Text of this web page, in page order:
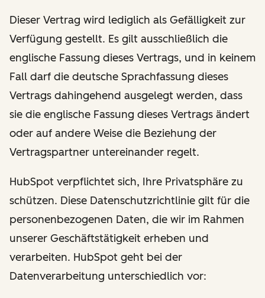
Dieser Vertrag wird lediglich als Gefälligkeit zur
Verfügung gestellt. Es gilt ausschließlich die
englische Fassung dieses Vertrags, und in keinem
Fall darf die deutsche Sprachfassung dieses
Vertrags dahingehend ausgelegt werden, dass
sie die englische Fassung dieses Vertrags ändert
oder auf andere Weise die Beziehung der
Vertragspartner untereinander regelt.
HubSpot verpflichtet sich, Ihre Privatsphäre zu
schützen. Diese Datenschutzrichtlinie gilt für die
personenbezogenen Daten, die wir im Rahmen
unserer Geschäftstätigkeit erheben und
verarbeiten. HubSpot geht bei der
Datenverarbeitung unterschiedlich vor: